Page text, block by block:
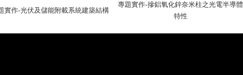
實作-光伏及儲能附載系統建築結構
專題實作-摻鋁氧化鋅奈米柱之光電半導體
特性